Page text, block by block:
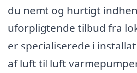
du nemt og hurtigt
uforpligtende tilbud fra
er specialiserede i
af luft til luft